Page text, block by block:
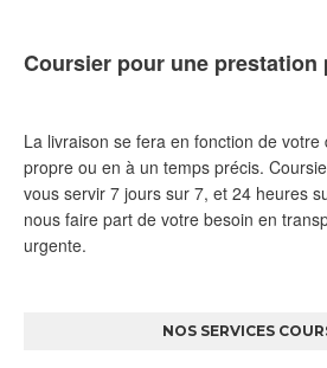
Coursier pour une prestation
La livraison se fera en fonction de votre
propre ou en à un temps précis.
vous servir 7 jours sur 7, et 24 heures
nous faire part de votre besoin en
urgente.
NOS SERVICES